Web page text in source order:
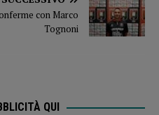
con Marco
Tognoni
QUI